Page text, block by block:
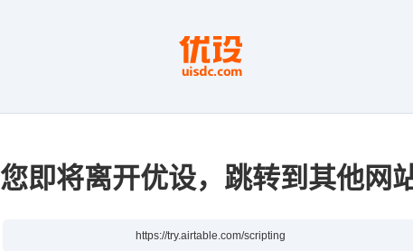
您即将离开优设，跳转到其他网